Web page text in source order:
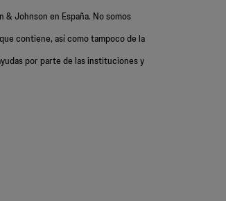
& Johnson en España. No somos
contiene, así como tampoco de la
por parte de las instituciones y